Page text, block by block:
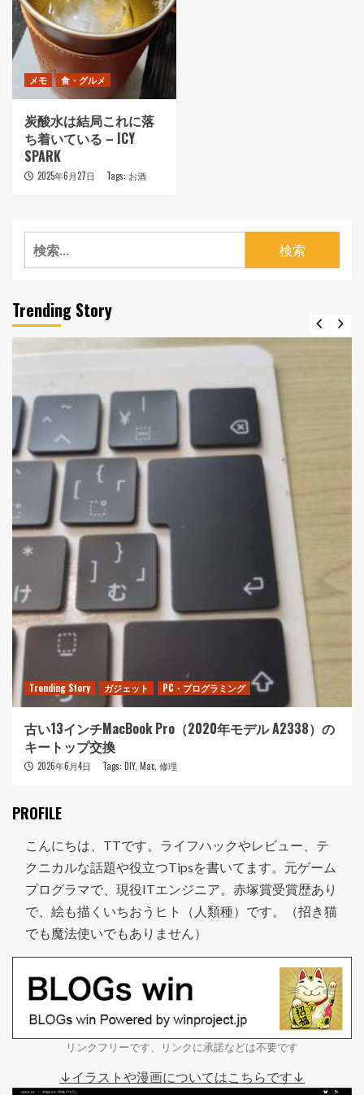
メモ 食・グルメ
炭酸水は結局これに落
ち着いている – ICY
SPARK
2025年6月27日 Tags: お酒
検
索:
Trending Story
Trending Story ガジェット PC・プログラミング
古い13インチMacBook Pro（2020年モデル A2338）の
キートップ交換
2026年6月4日 Tags: DIY, Mac 修理
PROFILE
こんにちは、TTです。ライフハックやレビュー、テ
クニカルな話題や役立つTipsを書いてます。元ゲーム
プログラマで、現役ITエンジニア。赤塚賞受賞歴あり
で、絵も描くいちおうヒト（人類種）です。（招き猫
でも魔法使いでもありません）
リンクフリーです、リンクに承諾などは不要です
↓イラストや漫画についてはこちらです↓